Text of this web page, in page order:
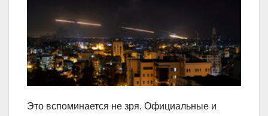
Это вспоминается не зря. Официальные и